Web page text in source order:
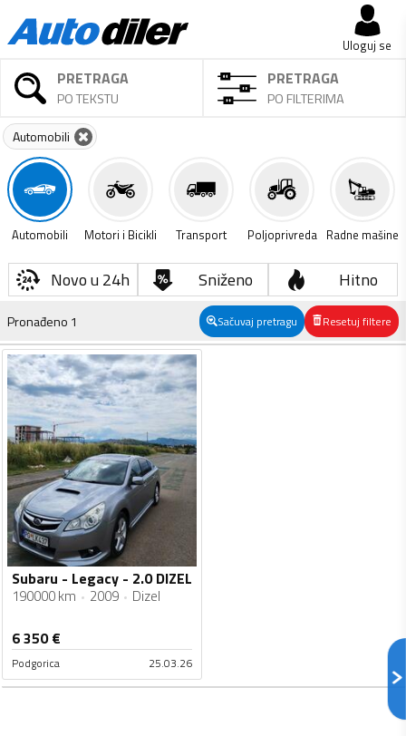
Uloguj se
PRETRAGA
PO TEKSTU
PRETRAGA
PO FILTERIMA
Automobili
Automobili Motori i Bicikli Transport Poljoprivreda Radne mašine
Novo u 24h Sniženo Hitno
Pronađeno 1 Sačuvaj pretragu Resetuj filtere
Subaru - Legacy - 2.0 DIZEL
190000 km 2009 Dizel
6 350€
Podgorica 25.03.26